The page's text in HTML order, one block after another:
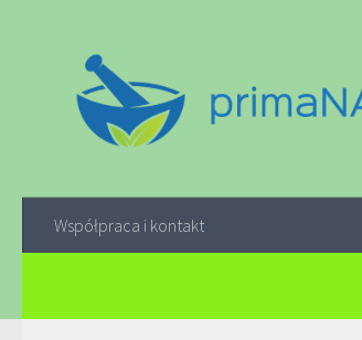
Współpraca i kontakt